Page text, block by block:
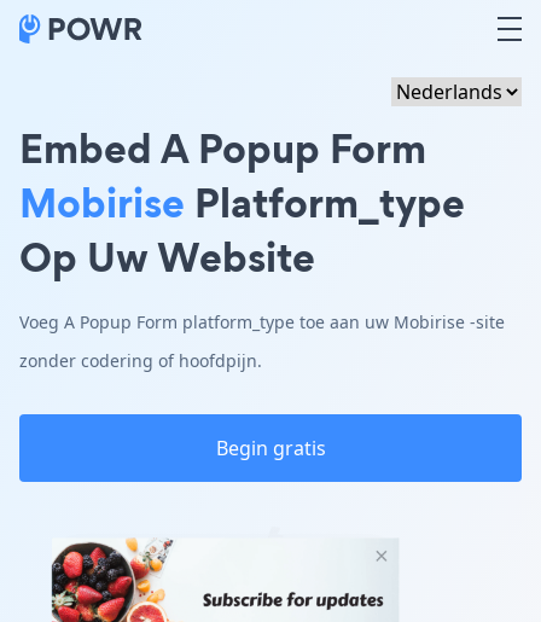
Embed A Popup Form
Mobirise Platform_type
Op Uw Website
Voeg A Popup Form platform_type toe aan uw Mobirise -site
zonder codering of hoofdpijn.
Begin gratis